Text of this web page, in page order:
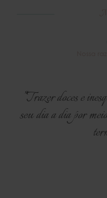
"Trazer doces e
seu dia a dia por